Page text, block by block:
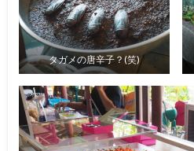
タガメの唐辛子？(笑)